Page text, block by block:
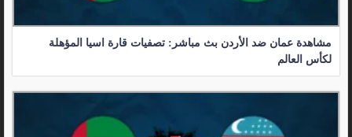
مشاهدة عمان ضد الأردن بث مباشر: تصفيات قارة اسيا المؤهلة
لكأس العالم